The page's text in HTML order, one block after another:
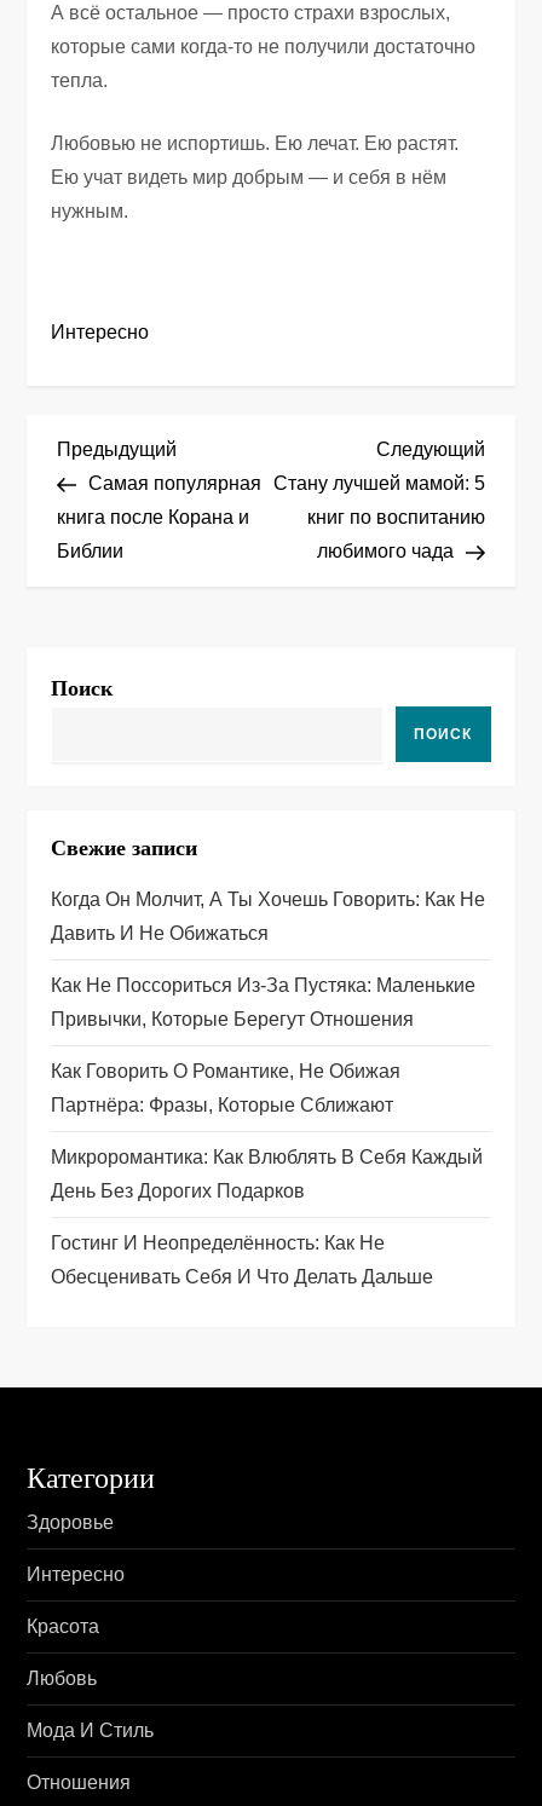
А всё остальное — просто страхи взрослых,
которые сами когда-то не получили достаточно
тепла.
Любовью не испортишь. Ею лечат. Ею растят.
Ею учат видеть мир добрым — и себя в нём
нужным.
Интересно
Н
а
в
г
и
я
п
о
з
а
п
и
с
Предыдущая
запись
Предыдущий
Самая популярная
книга после Корана и
Библии
Следующий
Стану лучшей мамой: 5
книг по воспитанию
любимого чада
Поиск
ПОИСК
Свежие записи
Когда Он Молчит, А Ты Хочешь Говорить: Как Не
Давить И Не Обижаться
Как Не Поссориться Из‑за Пустяка: Маленькие
Привычки, Которые Берегут Отношения
Как Говорить О Романтике, Не Обижая
Партнёра: Фразы, Которые Сближают
Микроромантика: Как Влюблять В Себя Каждый
День Без Дорогих Подарков
Гостинг И Неопределённость: Как Не
Обесценивать Себя И Что Делать Дальше
Категории
Здоровье
Интересно
Красота
Любовь
Мода И Стиль
Отношения